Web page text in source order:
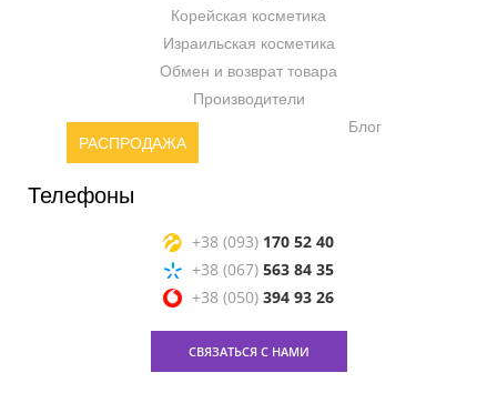
Корейская косметика
Израильская косметика
Обмен и возврат товара
Производители
РАСПРОДАЖА
Блог
Телефоны
+38 (093) 170 52 40
+38 (067) 563 84 35
+38 (050) 394 93 26
СВЯЗАТЬСЯ С НАМИ